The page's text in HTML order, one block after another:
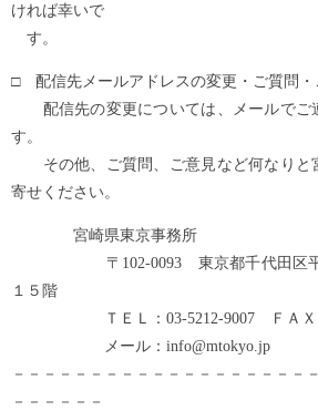
ければ幸いで
す。
□ 配信先メールアドレスの変更・ご質問・
配信先の変更については、メールでご
す。
その他、ご質問、ご意見など何なりと
寄せください。
宮崎県東京事務所
〒102-0093 東京都千代田区平河
１５階
ＴＥＬ：03-5212-9007 ＦＡＸ：
メール：info@mtokyo.jp
－－－－－－－－－－－－－－－－－－－
－－－－－－